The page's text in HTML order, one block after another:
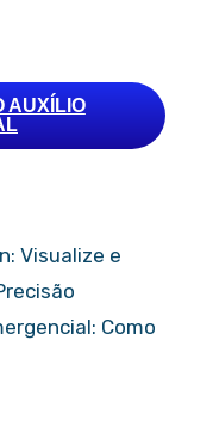
AUXÍLIO
Visualize e
Como